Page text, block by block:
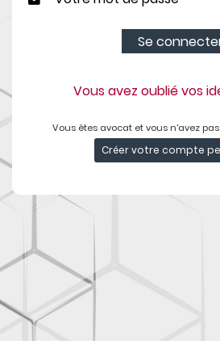
Se
Vous avez oublié vos
Vous êtes avocat et vous n'avez
Créer votre compte